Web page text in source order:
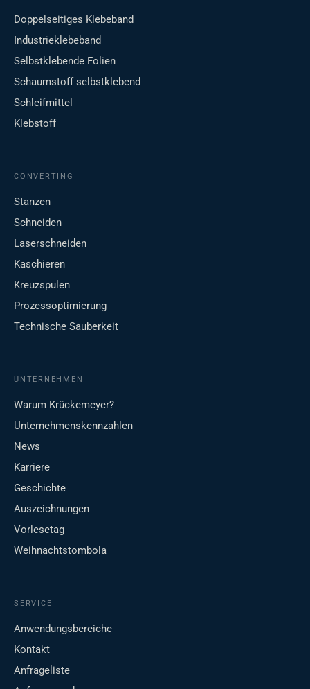
Doppelseitiges Klebeband
Industrieklebeband
Selbstklebende Folien
Schaumstoff selbstklebend
Schleifmittel
Klebstoff
CONVERTING
Stanzen
Schneiden
Laserschneiden
Kaschieren
Kreuzspulen
Prozessoptimierung
Technische Sauberkeit
UNTERNEHMEN
Warum Krückemeyer?
Unternehmenskennzahlen
News
Karriere
Geschichte
Auszeichnungen
Vorlesetag
Weihnachtstombola
SERVICE
Anwendungsbereiche
Kontakt
Anfrageliste